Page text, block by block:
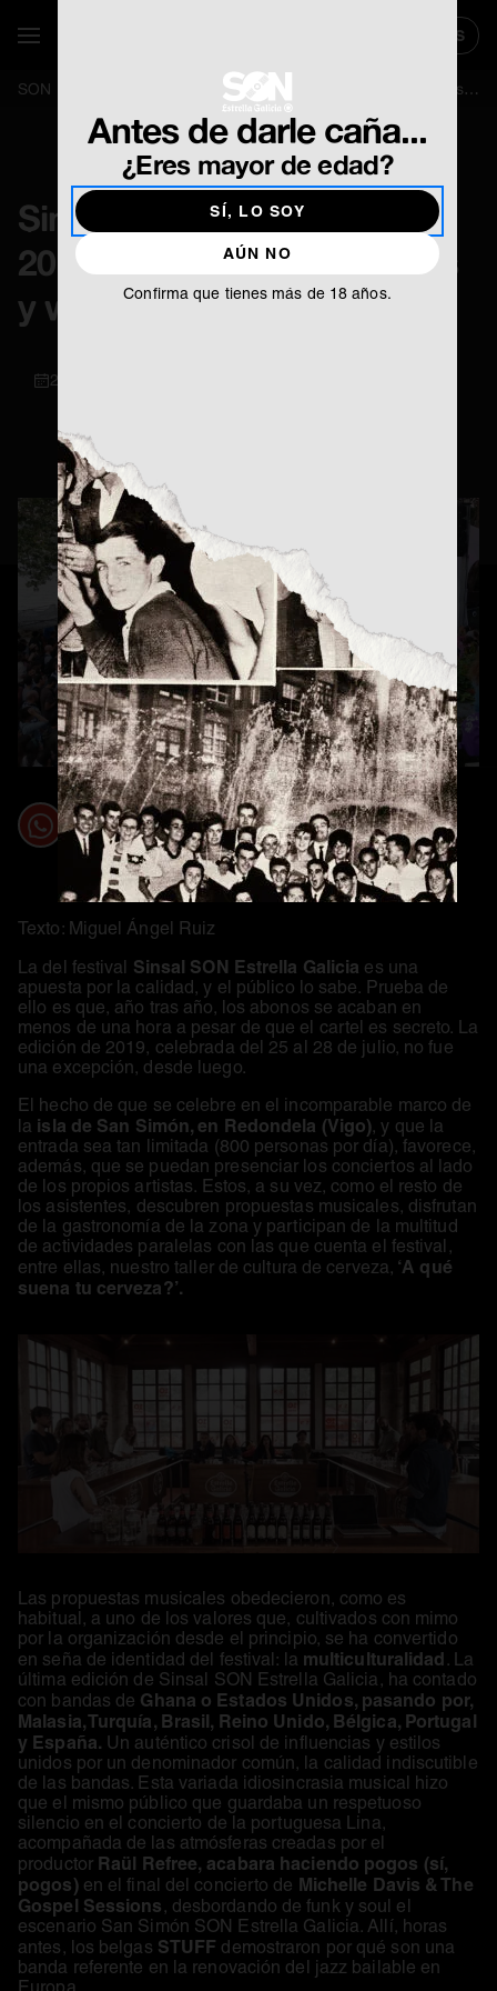
Antes de darle caña...
¿Eres mayor de edad?
SÍ, LO SOY
AÚN NO
Confirma que tienes más de 18 años.
Mostrar / Ocultar Navegación TICKETS
SE
SON Sinsal SON Estrella Galicia 2019: pogos, chubasqueros y world music
Sinsal SON Estrella Galicia
2019: pogos, chubasqueros
y world music
29 / 07 / 2019
Texto: Miguel Ángel Ruiz
La del festival Sinsal SON Estrella Galicia es una
apuesta por la calidad, y el público lo sabe. Prueba de
ello es que, año tras año, los abonos se acaban en
menos de una hora a pesar de que el cartel es secreto. La
edición de 2019, celebrada del 25 al 28 de julio, no fue
una excepción, desde luego.
El hecho de que se celebre en el incomparable marco de
la isla de San Simón, en Redondela (Vigo), y que la
entrada sea tan limitada (800 personas por día), favorece,
además, que se puedan presenciar los conciertos al lado
de los propios artistas. Estos, a su vez, como el resto de
los asistentes, descubren propuestas musicales, disfrutan
de la gastronomía de la zona y participan de la multitud
de actividades paralelas con las que cuenta el festival,
entre ellas, nuestro taller de cultura de cerveza, ‘A qué
suena tu cerveza?’.
Las propuestas musicales obedecieron, como es
habitual, a uno de los valores que, cultivados con mimo
por la organización desde el principio, se ha convertido
en seña de identidad del festival: la multiculturalidad . La
última edición de Sinsal SON Estrella Galicia, ha contado
con bandas de Ghana o Estados Unidos, pasando por,
Malasia, Turquía, Brasil, Reino Unido, Bélgica, Portugal
y España. Un auténtico crisol de influencias y estilos
unidos por un denominador común, la calidad indiscutible
de las bandas. Esta variada idiosincrasia musical hizo
que el mismo público que guardaba un respetuoso
silencio en el concierto de la portuguesa Lina,
acompañada de las atmósferas creadas por el
productor Raül Refree, acabara haciendo pogos (sí,
pogos) en el final del concierto de Michelle Davis & The
Gospel Sessions , desbordando de funk y soul el
escenario San Simón SON Estrella Galicia. Allí, horas
antes, los belgas STUFF demostraron por qué son una
banda referente en la renovación del jazz bailable en
Europa.